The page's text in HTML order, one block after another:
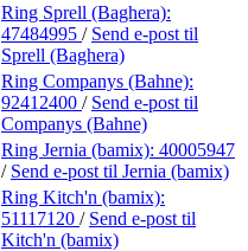
Ring Sprell (Baghera):
47484995 / Send e-post til
Sprell (Baghera)
Ring Companys (Bahne):
92412400 / Send e-post til
Companys (Bahne)
Ring Jernia (bamix): 40005947
/ Send e-post til Jernia (bamix)
Ring Kitch'n (bamix):
51117120 / Send e-post til
Kitch'n (bamix)